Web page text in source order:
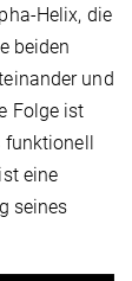
Helix, die
beiden
und
Folge ist
eine
seines